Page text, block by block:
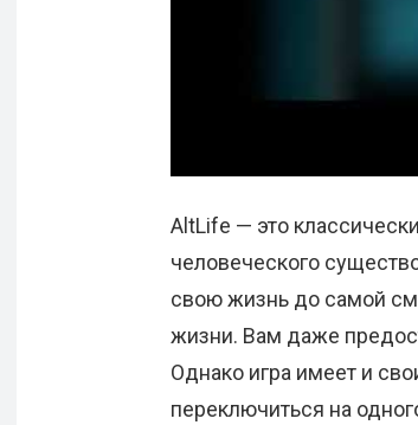
AltLife — это
человеческого
свою жизнь до самой
жизни. Вам даже
Однако игра имеет и
переключиться на